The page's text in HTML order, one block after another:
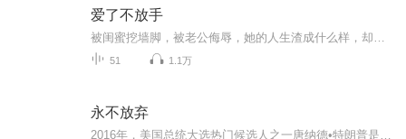
爱了不放手
51 1.1万
永不放弃